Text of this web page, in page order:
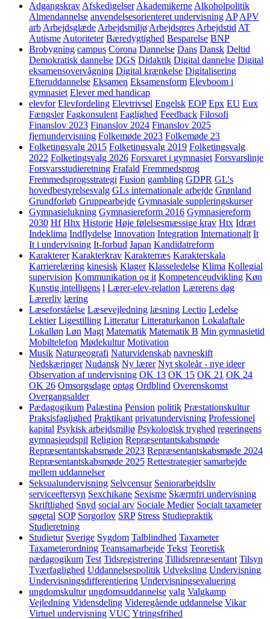
Adgangskrav Afskedigelser Akademikerne Alkoholpolitik
Almendannelse anvendelsesorienteret undervisning AP APV
arb Arbejdsglæde Arbejdsmiljø Arbejdspres Arbejdstid AT
Autisme Autoriteter Bæredygtighed Besparelse BNP
Brobygning campus Corona Dannelse Dans Dansk Deltid
Demokratisk dannelse DGS Didaktik Digital dannelse Digital
eksamensovervågning Digital krænkelse Digitalisering
Efteruddannelse Eksamen Eksamensform Elevboom i
gymnasiet Elever med handicap
elevfor Elevfordeling Elevtrivsel Engelsk EOP Epx EU Eux
Fængsler Fagkonsulent Faglighed Feedback Filosofi
Finanslov 2023 Finanslov 2024 Finanslov 2025
fjernundervisning Folkemøde 2023 Folkemøde 23
Folketingsvalg 2015 Folketingsvalg 2019 Folketingsvalg
2022 Folketingsvalg 2026 Forsvaret i gymnasiet Forsvarslinje
Forsvarsstudieretning Frafald Fremmedsprog
Fremmedsprogsstrategi Fusion gambling GDPR GL's
hovedbestyrelsesvalg GLs internationale arbejde Grønland
Grundforløb Gruppearbejde Gymnasiale suppleringskurser
Gymnasielukning Gymnasiereform 2016 Gymnasiereform
2030 Hf Hhx Historie Høje følelsesmæssige krav Htx Idræt
Indeklima Indflydelse Innovation Integration Internationalt It
It i undervisning It-forbud Japan Kandidatreform
Karakterer Karakterkrav Karakterræs Karakterskala
Karrierelæring kinesisk Klager Klasseledelse Klima Kollegial
supervision Kommunikation og it Kompetenceudvikling Køn
Kunstig intelligens l Lærer-elev-relation Lærerens dag
Lærerliv læring
Læseforståelse Læsevejledning læsning Lectio Ledelse
Lektier Ligestilling Litteratur Litteraturkanon Lokalaftale
Lokalløn Løn Magt Matematik Matematik B Min gymnasietid
Mobiltelefon Mødekultur Motivation
Musik Naturgeografi Naturvidenskab navneskift
Nedskæringer Nudansk Ny lærer Nyt skoleår - nye ideer
Observation af undervisning OK 13 OK 15 OK 21 OK 24
OK 26 Omsorgsdage optag Ordblind Overenskomst
Overgangsalder
Pædagogikum Palæstina Pension politik Præstationskultur
Praksisfaglighed Praktikant privatundervisning Professionel
kapital Psykisk arbejdsmiljø Psykologisk tryghed regeringens
gymnasieudspil Religion Repræsentantskabsmøde
Repræsentantskabsmøde 2023 Repræsentantskabsmøde 2024
Repræsentantskabsmøde 2025 Rettestrategier samarbejde
mellem uddannelser
Seksualundervisning Selvcensur Seniorarbejdsliv
serviceeftersyn Sexchikane Sexisme Skærmfri undervisning
Skriftlighed Snyd social arv Sociale Medier Socialt taxameter
søgetal SOP Sorgorlov SRP Stress Studiepraktik
Studieretning
Studietur Sverige Sygdom Talblindhed Taxameter
Taxameterordning Teamsamarbejde Tekst Teoretisk
pædagogikum Test Tidsregistrering Tillidsrepræsentant Tilsyn
Tværfaglighed Uddannelsespolitik Udveksling Undervisning
Undervisningsdifferentiering Undervisningsevaluering
ungdomskultur ungdomsuddannelse valg Valgkamp
Vejledning Vidensdeling Videregående uddannelse Vikar
Virtuel undervisning VUC Ytringsfrihed